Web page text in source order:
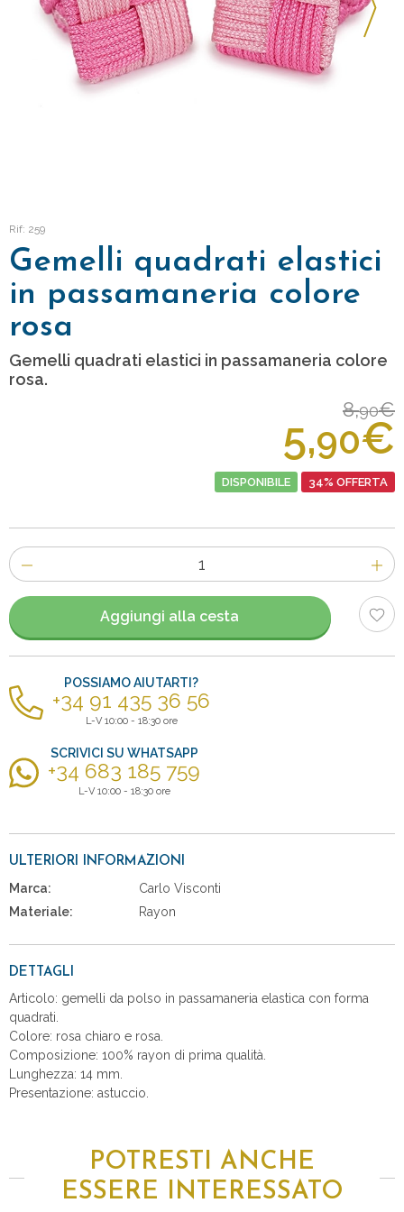
Rif: 259
Gemelli quadrati elastici
in passamaneria colore
rosa
Gemelli quadrati elastici in passamaneria colore
rosa.
8,90€
5,90€
DISPONIBILE 34% OFFERTA
Numero
di
articoli
Aggiungi alla cesta
POSSIAMO AIUTARTI?
+34 91 435 36 56
L-V 10:00 - 18:30 ore
SCRIVICI SU WHATSAPP
+34 683 185 759
L-V 10:00 - 18:30 ore
ULTERIORI INFORMAZIONI
Marca:
Carlo Visconti
Materiale:
Rayon
DETTAGLI
Articolo: gemelli da polso in passamaneria elastica con forma
quadrati.
Colore: rosa chiaro e rosa.
Composizione: 100% rayon di prima qualità.
Lunghezza: 14 mm.
Presentazione: astuccio.
POTRESTI ANCHE
ESSERE INTERESSATO